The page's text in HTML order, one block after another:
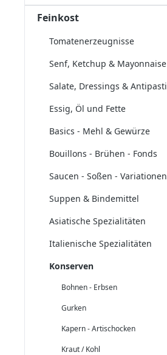
Feinkost
Tomatenerzeugnisse
Senf, Ketchup & Mayonnaise
Salate, Dressings & Antipasti
Essig, Öl und Fette
Basics - Mehl & Gewürze
Bouillons - Brühen - Fonds
Saucen - Soßen - Variationen
Suppen & Bindemittel
Asiatische Spezialitäten
Italienische Spezialitäten
Konserven
Bohnen - Erbsen
Gurken
Kapern - Artischocken
Kraut / Kohl